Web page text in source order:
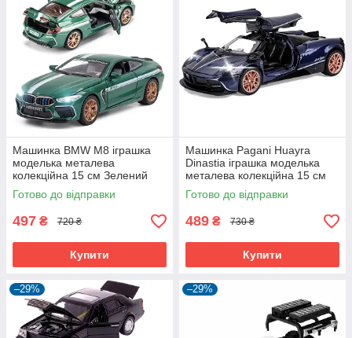
Машинка BMW M8 іграшка
моделька металева
колекційна 15 см Зелений
(59890)
Готово до відправки
497 ₴ 720 ₴
Купити
Машинка Pagani Huayra
Dinastia іграшка моделька
металева колекційна 15 см
Темно-синій (59935)
Готово до відправки
489 ₴ 730 ₴
Купити
–29% –29%